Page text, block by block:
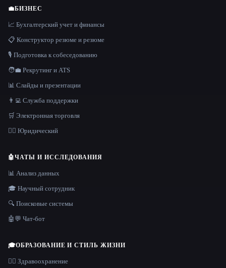
💼БИЗНЕС
📈 Бухгалтерский учет и финансы
📋 Конструктор резюме и резюме
🎙️ Подготовка к собеседованию
🧑‍💼 Рекрутинг и ATS
📊 Слайды и презентации
👨‍💻 Служба поддержки
🛒 Электронная торговля
👩‍⚖️ Юридический
🤖ЧАТЫ И ИССЛЕДОВАНИЯ
📊 Анализ данных
🎓 Научный сотрудник
🔍 Поисковые системы
🤖💬 Чат-бот
🎓ОБРАЗОВАНИЕ И СТИЛЬ ЖИЗНИ
👩‍⚕️ Здравоохранение